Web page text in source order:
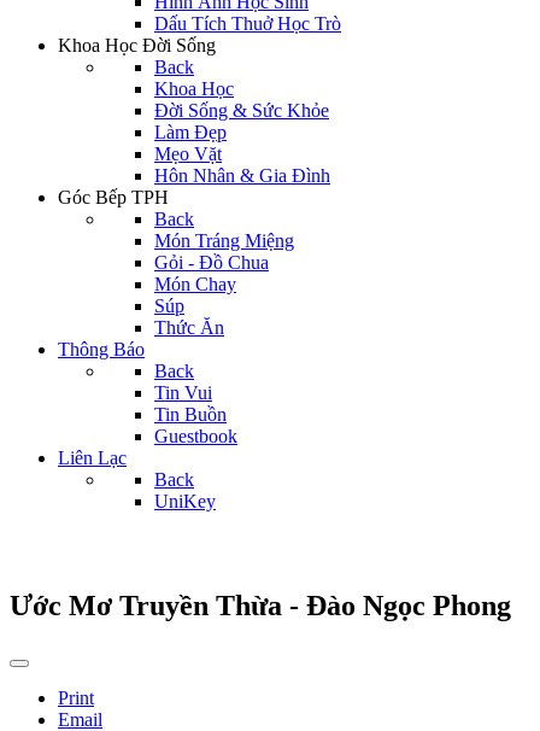
Dấu Tích Thuở Học Trò
Khoa Học Đời Sống
Back
Khoa Học
Đời Sống & Sức Khỏe
Làm Đẹp
Mẹo Vặt
Hôn Nhân & Gia Đình
Góc Bếp TPH
Back
Món Tráng Miệng
Gỏi - Đồ Chua
Món Chay
Súp
Thức Ăn
Thông Báo
Back
Tin Vui
Tin Buồn
Guestbook
Liên Lạc
Back
UniKey
Ước Mơ Truyền Thừa - Đào Ngọc Phong
Print
Email